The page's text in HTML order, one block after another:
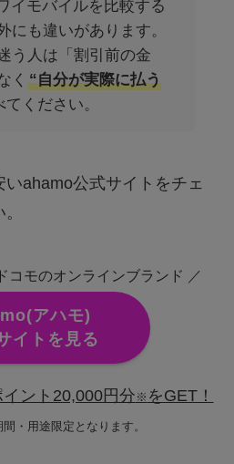
イモバイルを比較する
にも違いがあります。
う人は「割引前の金
く “自分が実際に払う
ください。
ahamo公式サイトをチェ
コモのオンラインブランド ／
アハモ)
イトを見る
ント20,000円分 ※ をGET！
・用途限定となります。